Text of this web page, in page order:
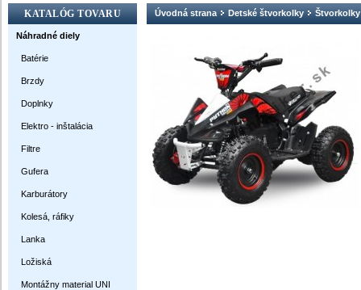
KATALÓG TOVARU
Náhradné diely
Batérie
Brzdy
Doplnky
Elektro - inštalácia
Filtre
Gufera
Karburátory
Kolesá, ráfiky
Lanka
Ložiská
Montážny material UNI
Úvodná strana Detské štvorkolky